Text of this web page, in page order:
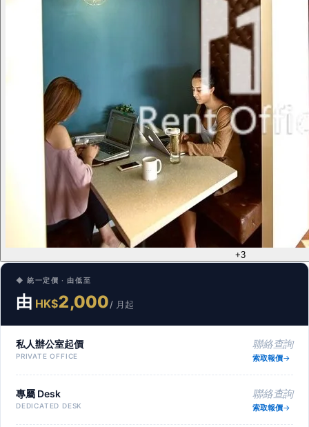
+3
◆ 統一定價 · 由低至
由 HK$2,000/ 月起
私人辦公室起價
PRIVATE OFFICE
聯絡查詢
索取報價
專屬 Desk
DEDICATED DESK
聯絡查詢
索取報價